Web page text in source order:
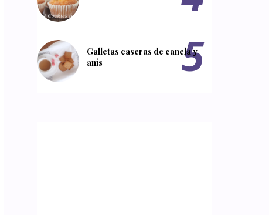
Galletas caseras de canela y
anís